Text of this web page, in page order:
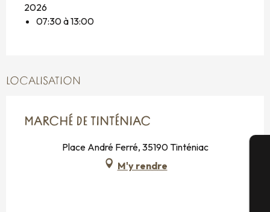
2026
07:30 à 13:00
LOCALISATION
MARCHÉ DE TINTÉNIAC
Place André Ferré, 35190 Tinténiac
M'y rendre